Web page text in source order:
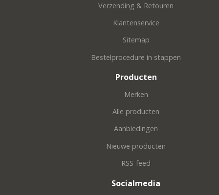
Verzending & Retouren
Klantenservice
Sitemap
Bestelprocedure in stappen
Producten
Merken
Alle producten
Aanbiedingen
Nieuwe producten
RSS-feed
Socialmedia